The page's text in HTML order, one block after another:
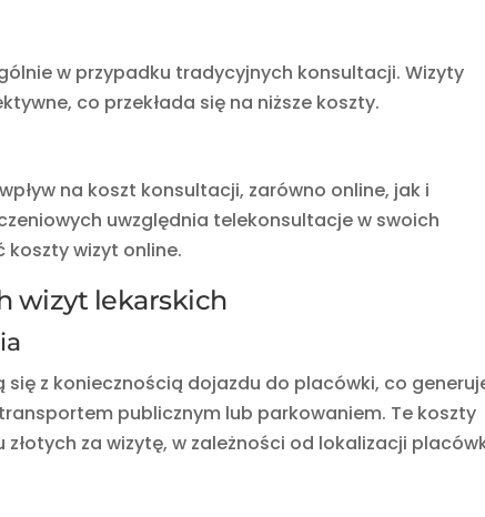
w przypadku tradycyjnych konsultacji. Wizyty
co przekłada się na niższe koszty.
na koszt konsultacji, zarówno online, jak i
uwzględnia telekonsultacje w swoich
wizyt online.
wizyt lekarskich
z koniecznością dojazdu do placówki, co
publicznym lub parkowaniem. Te koszty
za wizytę, w zależności od lokalizacji